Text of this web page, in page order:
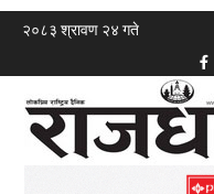
२०८३ श्रावण २४ गते